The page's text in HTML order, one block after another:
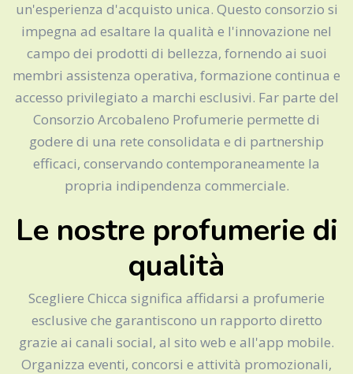
un'esperienza d'acquisto unica. Questo consorzio si
impegna ad esaltare la qualità e l'innovazione nel
campo dei prodotti di bellezza, fornendo ai suoi
membri assistenza operativa, formazione continua e
accesso privilegiato a marchi esclusivi. Far parte del
Consorzio Arcobaleno Profumerie permette di
godere di una rete consolidata e di partnership
efficaci, conservando contemporaneamente la
propria indipendenza commerciale.
Le nostre profumerie di
qualità
Scegliere Chicca significa affidarsi a profumerie
esclusive che garantiscono un rapporto diretto
grazie ai canali social, al sito web e all'app mobile.
Organizza eventi, concorsi e attività promozionali,